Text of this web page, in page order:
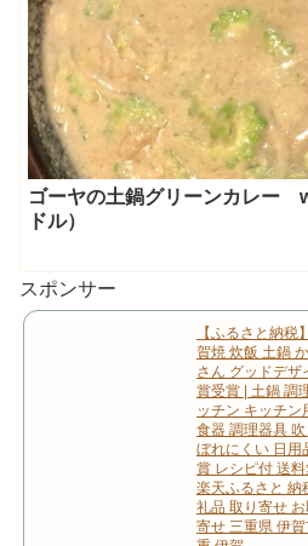
ゴーヤの土鍋グリーンカレー
ドル）
スポンサー
【ふるさと納税
賀焼 炊飯 土鍋
さん グッドデザ
賞受賞 | 土鍋 調
ッチン キッチン
食器 調理器具 吹
ぼれにくい 日用
賞 レシピ付 送
楽天ふるさと 納
礼品 取り寄せ お
寄せ 三重県 伊賀